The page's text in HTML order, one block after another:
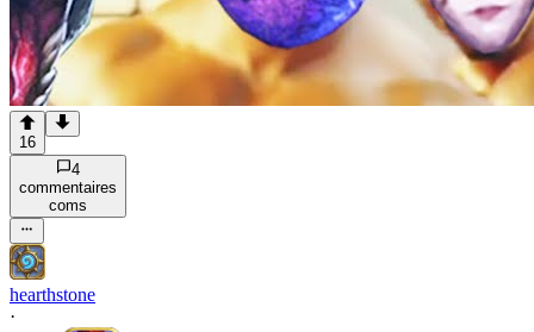
16
4
commentaires
coms
hearthstone
·